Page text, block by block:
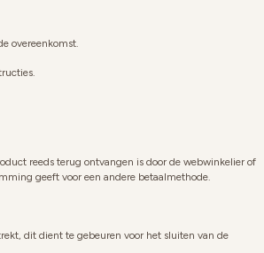
overeenkomst.
reeds terug ontvangen is door de webwinkelier of
geeft voor een andere betaalmethode.
dit dient te gebeuren voor het sluiten van de